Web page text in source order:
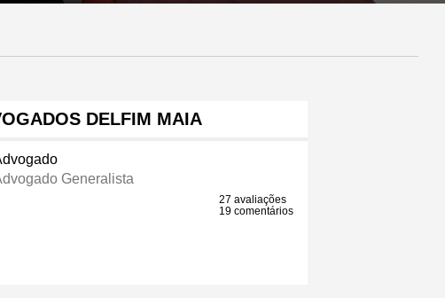
DELFIM MAIA
Generalista
27 avaliações
19 comentários